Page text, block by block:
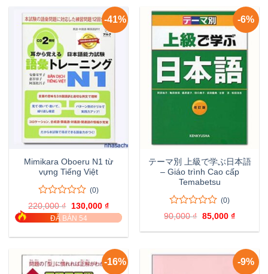
-41%
Mimikara Oboeru N1 từ
vựng Tiếng Việt
0
trên
5
0
(0)
220,000₫ Giá
gốc
là:
130,000 ₫Giá
hiện
tại
130,000 ₫.
ĐÃ BÁN 54
-6%
テーマ別 上級で学ぶ日本語
– Giáo trình Cao cấp
Temabetsu
0
trên
5
0
giá
(0)
90,000₫ Giá
là:
85,000 ₫Giá
tại
85,000
-16% -9%